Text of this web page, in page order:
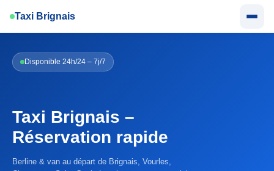
Taxi Brignais
Disponible 24h/24 – 7j/7
Taxi Brignais –
Réservation rapide
Berline & van au départ de Brignais, Vourles,